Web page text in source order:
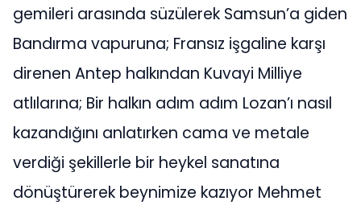
gemileri arasında süzülerek Samsun’a giden
Bandırma vapuruna; Fransız işgaline karşı
direnen Antep halkından Kuvayi Milliye
atlılarına; Bir halkın adım adım Lozan’ı nasıl
kazandığını anlatırken cama ve metale
verdiği şekillerle bir heykel sanatına
dönüştürerek beynimize kazıyor Mehmet